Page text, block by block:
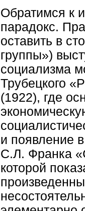
Обратимся к
парадокс.
оставить в
группы»)
социализма
Трубецкого
(1922), где
и появление
С.Л. Франка
которой